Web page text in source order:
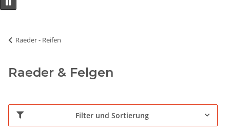
Raeder - Reifen
Raeder & Felgen
Filter und Sortierung